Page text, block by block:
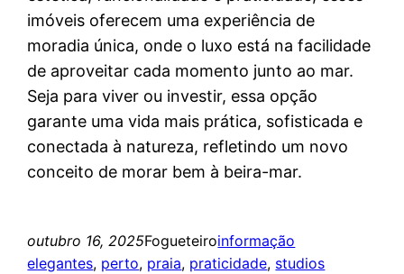
imóveis oferecem uma experiência de
moradia única, onde o luxo está na facilidade
de aproveitar cada momento junto ao mar.
Seja para viver ou investir, essa opção
garante uma vida mais prática, sofisticada e
conectada à natureza, refletindo um novo
conceito de morar bem à beira-mar.
outubro 16, 2025Fogueteiroinformação
elegantes, perto, praia, praticidade, studios